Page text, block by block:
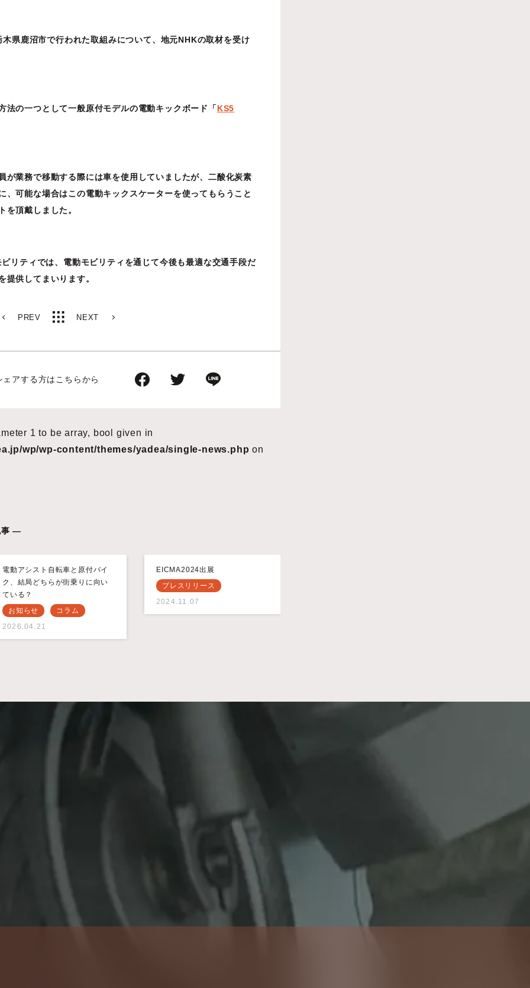
県鹿沼市で行われた取組みについて、地元NHKの取材を受け
法の一つとして一般原付モデルの電動キックボード「KS5
が業務で移動する際には車を使用していましたが、二酸化炭素
、可能な場合はこの電動キックスケーターを使ってもらうこと
を頂戴しました。
リティでは、電動モビリティを通じて今後も最適な交通手段だ
提供してまいります。
PREV NEXT
アする方はこちらから
1 to be array, bool given in
wp/wp-content/themes/yadea/single-news.php on
事 —
電動アシスト自転車と原付バイ
ク、結局どちらが街乗りに向い
ている？
お知らせ
コラム
2026.04.21
EICMA2024出展
プレスリリース
2024.11.07